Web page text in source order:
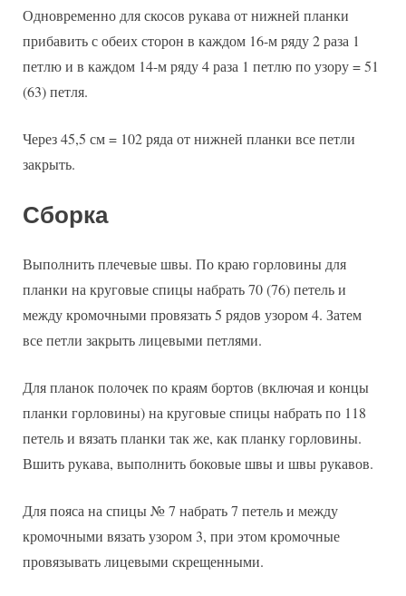
Одновременно для скосов рукава от нижней планки
прибавить с обеих сторон в каждом 16-м ряду 2 раза 1
петлю и в каждом 14-м ряду 4 раза 1 петлю по узору = 51
(63) петля.
Через 45,5 см = 102 ряда от нижней планки все петли
закрыть.
Сборка
Выполнить плечевые швы. По краю горловины для
планки на круговые спицы набрать 70 (76) петель и
между кромочными провязать 5 рядов узором 4. Затем
все петли закрыть лицевыми петлями.
Для планок полочек по краям бортов (включая и концы
планки горловины) на круговые спицы набрать по 118
петель и вязать планки так же, как планку горловины.
Вшить рукава, выполнить боковые швы и швы рукавов.
Для пояса на спицы № 7 набрать 7 петель и между
кромочными вязать узором 3, при этом кромочные
провязывать лицевыми скрещенными.